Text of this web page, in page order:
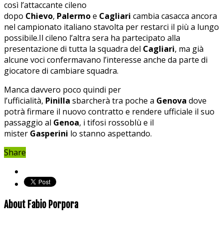
così l’attaccante cileno
dopo Chievo, Palermoe Cagliari cambia casacca ancora
nel campionato italiano stavolta per restarci il più a lungo
possibile.Il cileno l’altra sera ha partecipato alla
presentazione di tutta la squadra del Cagliari, ma già
alcune voci confermavano l’interesse anche da parte di
giocatore di cambiare squadra.
Manca davvero poco quindi per
l’ufficialità, Pinilla sbarcherà tra poche a Genova dove
potrà firmare il nuovo contratto e rendere ufficiale il suo
passaggio al Genoa, i tifosi rossoblù e il
mister Gasperini lo stanno aspettando.
Share
About Fabio Porpora